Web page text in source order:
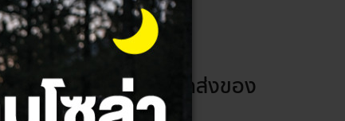
ค้า และพนักงานติดรถส่งของ